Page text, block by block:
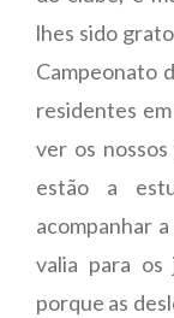
lhes sido
Campeonato
residentes
ver os
estão a
acompanhar
valia para os
porque as